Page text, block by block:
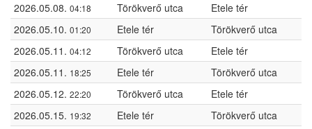
2026.05.08. 04:18 Törökverő utca
Etele tér
2026.05.10. 01:20 Etele tér
Törökverő utca
2026.05.11. 04:12 Törökverő utca
Etele tér
2026.05.11. 18:25 Etele tér
Törökverő utca
2026.05.12. 22:20 Törökverő utca
Etele tér
2026.05.15. 19:32 Etele tér
Törökverő utca